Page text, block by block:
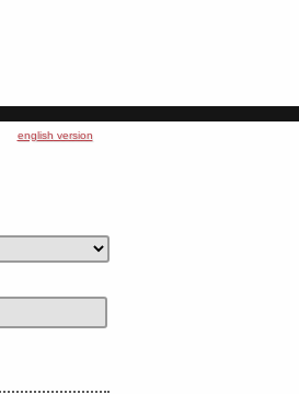
english version